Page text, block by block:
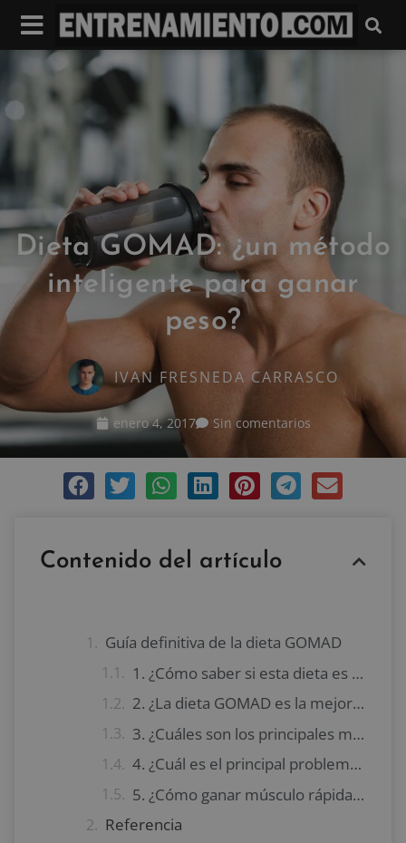
Dieta GOMAD: ¿un método
inteligente para ganar
peso?
IVAN FRESNEDA CARRASCO
enero 4, 2017 Sin comentarios
Contenido del artículo
Guía definitiva de la dieta GOMAD
1. ¿Cómo saber si esta dieta es adecuada para mi?
2. ¿La dieta GOMAD es la mejor opción para ganar peso?
3. ¿Cuáles son los principales mitos de la dieta GOMAD?
4. ¿Cuál es el principal problema de la dieta GOMAD?
5. ¿Cómo ganar músculo rápidamente sin acudir a la dieta GOMAD?
Referencia